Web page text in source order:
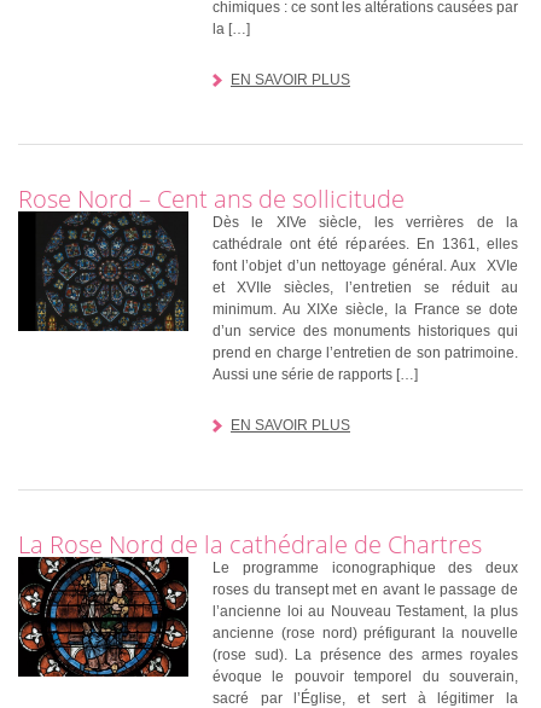
chimiques : ce sont les altérations causées par
la […]
EN SAVOIR PLUS
Rose Nord – Cent ans de sollicitude
Dès le XIVe siècle, les verrières de la
cathédrale ont été réparées. En 1361, elles
font l’objet d’un nettoyage général. Aux XVIe
et XVIIe siècles, l’entretien se réduit au
minimum. Au XIXe siècle, la France se dote
d’un service des monuments historiques qui
prend en charge l’entretien de son patrimoine.
Aussi une série de rapports […]
EN SAVOIR PLUS
La Rose Nord de la cathédrale de Chartres
Le programme iconographique des deux
roses du transept met en avant le passage de
l’ancienne loi au Nouveau Testament, la plus
ancienne (rose nord) préfigurant la nouvelle
(rose sud). La présence des armes royales
évoque le pouvoir temporel du souverain,
sacré par l’Église, et sert à légitimer la